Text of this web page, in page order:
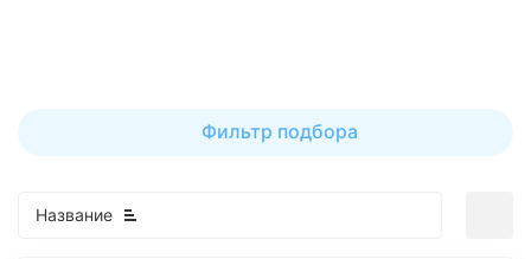
Фильтр подбора
Название